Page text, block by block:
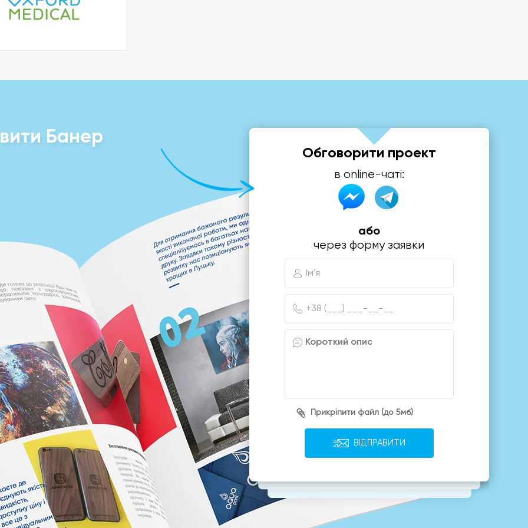
Банер
Обговорити проект
в online-чаті:
або
через форму заявки
Прикріпити файл (до 5мб)
ВІДПРАВИТИ